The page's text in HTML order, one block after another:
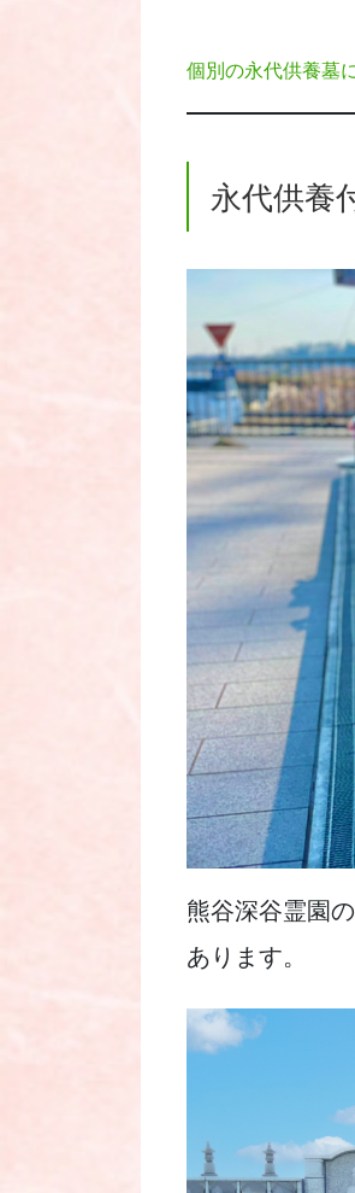
個別の永代供養墓
永代供養
熊谷深谷霊園
あります。